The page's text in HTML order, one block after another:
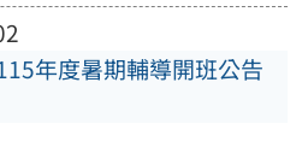
年度暑期輔導開班公告